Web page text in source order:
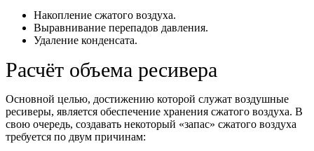
Накопление сжатого воздуха.
Выравнивание перепадов давления.
Удаление конденсата.
Расчёт объема ресивера
Основной целью, достижению которой служат воздушные
ресиверы, является обеспечение хранения сжатого воздуха. В
свою очередь, создавать некоторый «запас» сжатого воздуха
требуется по двум причинам: